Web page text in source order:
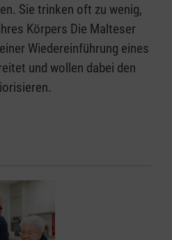
Sie trinken oft zu wenig,
Körpers Die Malteser
Wiedereinführung eines
und wollen dabei den